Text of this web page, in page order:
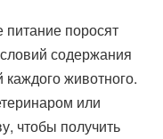
поросят
содержания
животного.
или
чтобы получить